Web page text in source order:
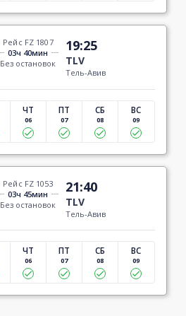
Рейс FZ 1807
03ч 40мин
Без остановок
19:25
TLV
Тель-Авив
ЧТ
06
ПТ
07
СБ
08
ВС
09
Рейс FZ 1053
03ч 45мин
Без остановок
21:40
TLV
Тель-Авив
ЧТ
06
ПТ
07
СБ
08
ВС
09